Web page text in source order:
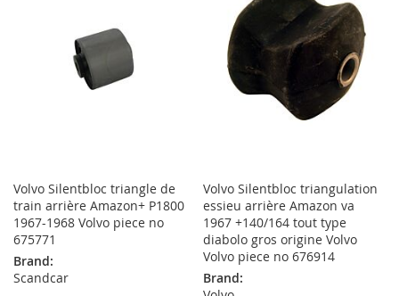
D’ENVIE
LISTE
D’ENVIE
Volvo Silentbloc triangle de
train arrière Amazon+ P1800
1967-1968 Volvo piece no
675771
Brand:
Scandcar
Volvo Silentbloc triangulation
essieu arrière Amazon va
1967 +140/164 tout type
diabolo gros origine Volvo
Volvo piece no 676914
Brand: